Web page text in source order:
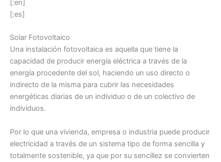
[:en]
[:es]
Solar Fotovoltaico
Una instalación fotovoltaica es aquella que tiene la
capacidad de producir energía eléctrica a través de la
energía procedente del sol, haciendo un uso directo o
indirecto de la misma para cubrir las necesidades
energéticas diarias de un individuo o de un colectivo de
individuos.
Por lo que una vivienda, empresa o industria puede producir
electricidad a través de un sistema tipo de forma sencilla y
totalmente sostenible, ya que por su sencillez se convierten